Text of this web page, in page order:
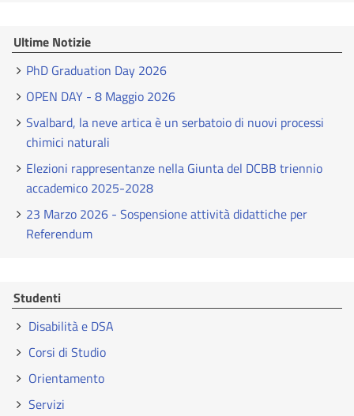
Ultime Notizie
PhD Graduation Day 2026
OPEN DAY - 8 Maggio 2026
Svalbard, la neve artica è un serbatoio di nuovi processi
chimici naturali
Elezioni rappresentanze nella Giunta del DCBB triennio
accademico 2025-2028
23 Marzo 2026 - Sospensione attività didattiche per
Referendum
Studenti
Disabilità e DSA
Corsi di Studio
Orientamento
Servizi